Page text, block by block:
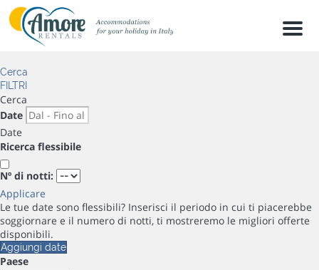
Menu
Cerca
FILTRI
Cerca
Date
Date
Ricerca flessibile
Nº di notti:
Applicare
Le tue date sono flessibili? Inserisci il periodo in cui ti piacerebbe
soggiornare e il numero di notti, ti mostreremo le migliori offerte
disponibili.
Aggiungi date
Paese